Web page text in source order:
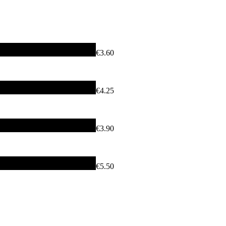
€3.60
€4.25
€3.90
€5.50